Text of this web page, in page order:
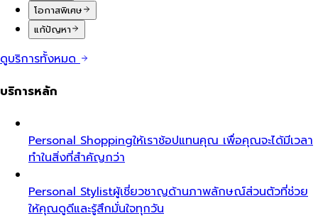
โอกาสพิเศษ
แก้ปัญหา
ดูบริการทั้งหมด
บริการหลัก
Personal Shoppingให้เราช้อปแทนคุณ เพื่อคุณจะได้มีเวลา
ทำในสิ่งที่สำคัญกว่า
Personal Stylistผู้เชี่ยวชาญด้านภาพลักษณ์ส่วนตัวที่ช่วย
ให้คุณดูดีและรู้สึกมั่นใจทุกวัน